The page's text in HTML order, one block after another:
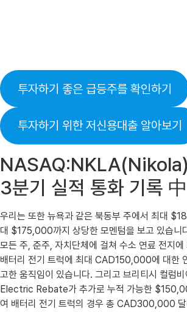
투자하기 좋은 급등주를 확인하기
투자하기 위한 저신용대출 알아보기
3분기 실적 통화 기록 中
우리는 또한 뉴욕과 같은 북동부 주에서 최대
대 $175,000까지 상당한 모멘텀을 보고 있습니
모든 주, 준주, 자치단체에 걸쳐 수소 연료 전지
배터리 전기 트럭에 최대 CAD150,000에 대한
고한 움직임이 있습니다. 그리고 브리티시 컬럼
Electric Rebate가 추가로 누적 가능한
여 배터리 전기 트럭의 경우 총 CAD300,000 달